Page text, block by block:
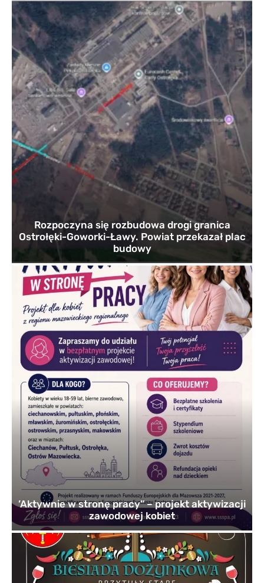
Rozpoczyna się rozbudowa drogi granica
Ostrołęki-Goworki-Ławy. Powiat przekazał plac
budowy
’Aktywnie w stronę pracy” – projekt aktywizacji
zawodowej kobiet